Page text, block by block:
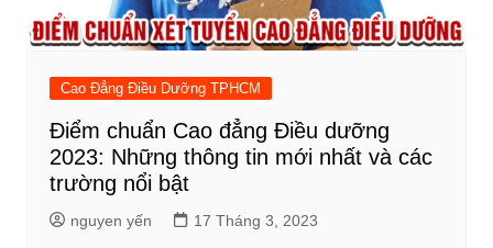
Cao Đẳng Điều Dưỡng TPHCM
Điểm chuẩn Cao đẳng Điều dưỡng
2023: Những thông tin mới nhất và các
trường nổi bật
nguyen yến 17 Tháng 3, 2023